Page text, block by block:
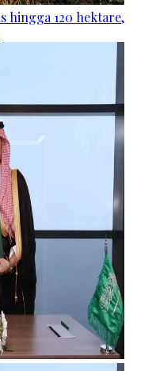
hingga 120 hektare,